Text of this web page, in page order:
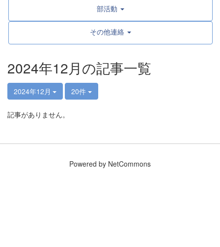
部活動
その他連絡
2024年12月の記事一覧
2024年12月 20件
記事がありません。
Powered by NetCommons